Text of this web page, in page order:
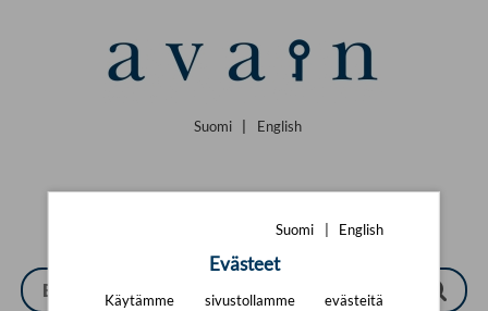
Suomi English
Suomi | English
Evästeet
Käytämme sivustollamme evästeitä